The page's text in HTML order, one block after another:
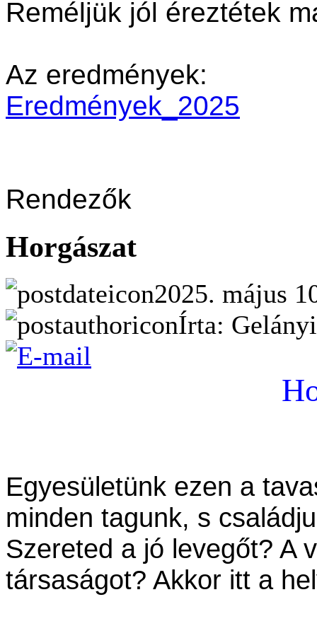
Reméljük jól éreztétek
Az eredmények:
Eredmények_2025
Rendezők
Horgászat
2025. május
Írta:
Egyesületünk ezen a
minden tagunk, s
Szereted a jó levegőt? A
társaságot? Akkor itt a